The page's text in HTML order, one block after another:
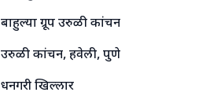
बाहुल्या ग्रूप उरुळी कांचन
उरुळी कांचन, हवेली, पुणे
धनगरी खिल्लार